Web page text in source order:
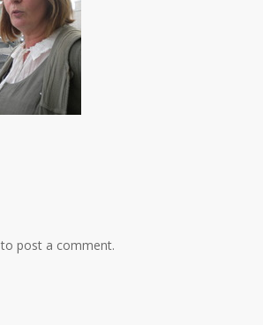
to post a comment.